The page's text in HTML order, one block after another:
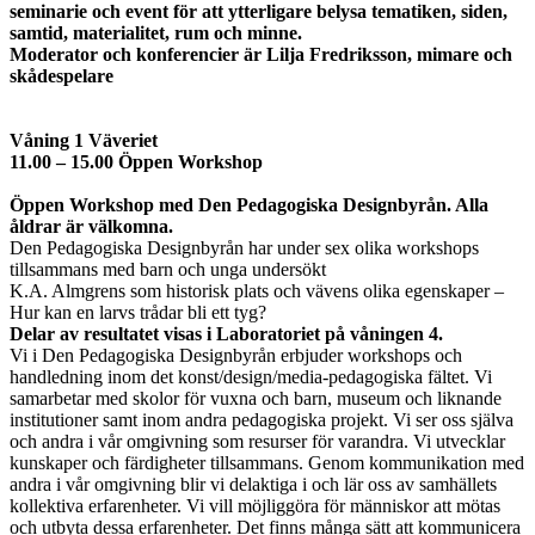
seminarie och event för att ytterligare belysa tematiken, siden,
samtid, materialitet, rum och minne.
Moderator och konferencier är Lilja Fredriksson, mimare och
skådespelare
Våning 1 Väveriet
11.00 – 15.00 Öppen Workshop
Öppen Workshop med Den Pedagogiska Designbyrån. Alla
åldrar är välkomna.
Den Pedagogiska Designbyrån har under sex olika workshops
tillsammans med barn och unga undersökt
K.A. Almgrens som historisk plats och vävens olika egenskaper –
Hur kan en larvs trådar bli ett tyg?
Delar av resultatet visas i Laboratoriet på våningen 4.
Vi i Den Pedagogiska Designbyrån erbjuder workshops och
handledning inom det konst/design/media-pedagogiska fältet. Vi
samarbetar med skolor för vuxna och barn, museum och liknande
institutioner samt inom andra pedagogiska projekt. Vi ser oss själva
och andra i vår omgivning som resurser för varandra. Vi utvecklar
kunskaper och färdigheter tillsammans. Genom kommunikation med
andra i vår omgivning blir vi delaktiga i och lär oss av samhällets
kollektiva erfarenheter. Vi vill möjliggöra för människor att mötas
och utbyta dessa erfarenheter. Det finns många sätt att kommunicera